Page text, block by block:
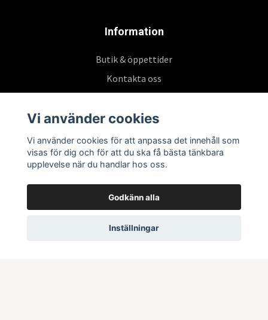
Information
Butik & öppettider
Kontakta oss
Prenumerera på vårt nyhetsbrev
Vi använder cookies
Vi använder cookies för att anpassa det innehåll som
visas för dig och för att du ska få bästa tänkbara
upplevelse när du handlar hos oss.
Godkänn alla
Inställningar